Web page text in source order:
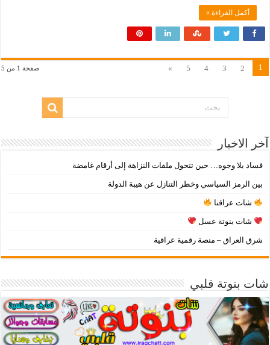
أكمل القراءة »
صفحة 1 من 5 1
2
3
4
5
»
آخر الاخبار
فساد بلا وجوه… حين تتحول ملفات النزاهة إلى أرقام غامضة
بين الرمز السياسي وخطر التنازل عن هيبة الدولة
شات عراقنا
شات بنوتة عسل
شرق العراق – منصة رقمية عراقية
شات بنوتة قلبي